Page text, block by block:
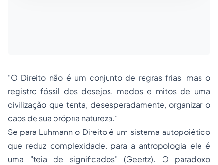
​"O Direito não é um conjunto de regras frias, mas o
registro fóssil dos desejos, medos e mitos de uma
civilização que tenta, desesperadamente, organizar o
caos de sua própria natureza."
​Se para Luhmann o Direito é um sistema autopoiético
que reduz complexidade, para a antropologia ele é
uma "teia de significados" (Geertz). O paradoxo